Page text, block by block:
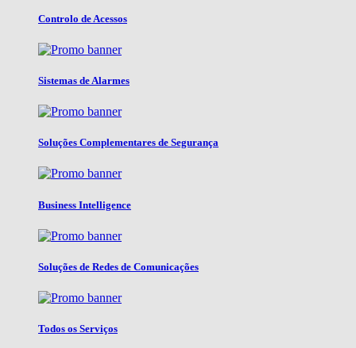
Controlo de Acessos
Sistemas de Alarmes
Soluções Complementares de Segurança
Business Intelligence
Soluções de Redes de Comunicações
Todos os Serviços